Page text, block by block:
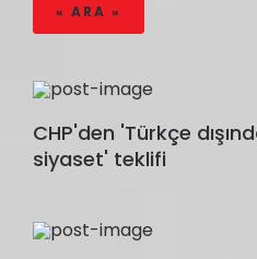
CHP'den 'Türkçe
siyaset' teklifi